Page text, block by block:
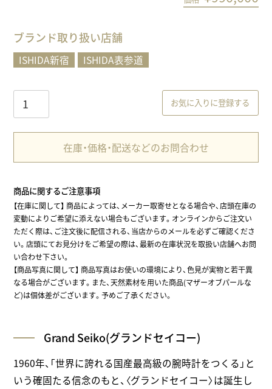
ブランド取り扱い店舗
ISHIDA新宿 ISHIDA表参道
お気に入りに登録する
在庫・価格・配送などのお問合わせ
商品に関するご注意事項
【在庫に関して】商品によっては、メーカー取寄せとなる場合や、店頭在庫の
変動によりご希望に添えない場合もございます。オンラインからご注文い
ただく際は、ご注文後に配信される、当店からのメールを必ずご確認くださ
い。店頭にてお見分けをご希望の際は、最新の在庫状況を取扱い店舗へお問
い合わせ下さい。
【商品写真に関して】 商品写真はお使いの環境により、色見が実物と若干異
なる場合がございます。また、天然素材を用いた商品(マザーオブパールな
ど)は個体差がございます。予めご了承ください。
Grand Seiko(グランドセイコー)
1960年、「世界に誇れる国産最高級の腕時計をつくる」と
いう確固たる信念のもと、〈グランドセイコー〉は誕生し